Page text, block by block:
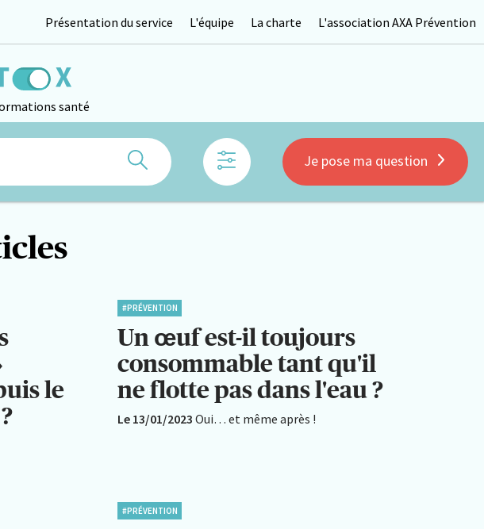
santé
Présentation du service L'équipe La charte L'association AXA Prévention
Rechercher Je pose ma question
le
#PRÉVENTION
Un œuf est-il toujours
consommable tant qu'il
ne flotte pas dans l'eau ?
Le 13/01/2023 Oui… et même après !
#PRÉVENTION